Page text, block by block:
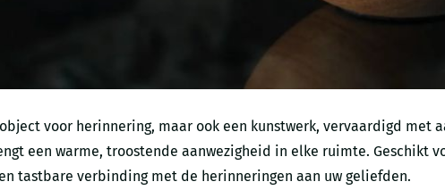
voor herinnering, maar ook een kunstwerk, vervaardigd
een warme, troostende aanwezigheid in elke ruimte. Geschikt
tastbare verbinding met de herinneringen aan uw geliefden.